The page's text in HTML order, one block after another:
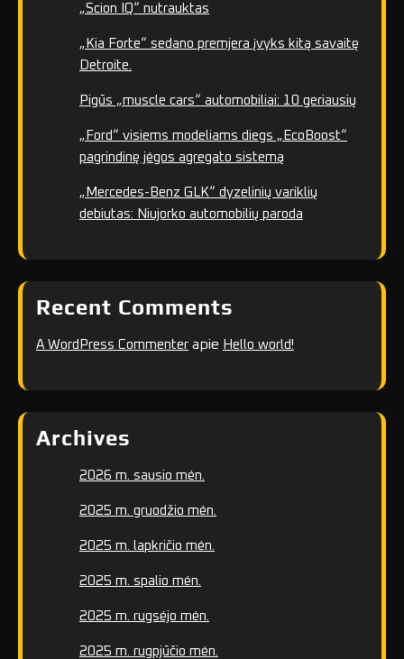
„Scion IQ“ nutrauktas
„Kia Forte“ sedano premjera įvyks kitą savaitę
Detroite.
Pigūs „muscle cars“ automobiliai: 10 geriausių
„Ford“ visiems modeliams diegs „EcoBoost“
pagrindinę jėgos agregato sistemą
„Mercedes-Benz GLK“ dyzelinių variklių
debiutas: Niujorko automobilių paroda
Recent Comments
A WordPress Commenter apie Hello world!
Archives
2026 m. sausio mėn.
2025 m. gruodžio mėn.
2025 m. lapkričio mėn.
2025 m. spalio mėn.
2025 m. rugsėjo mėn.
2025 m. rugpjūčio mėn.